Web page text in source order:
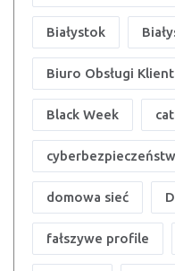
Białystok
Biuro Obsługi
Black Week
domowa sieć
fałszywe profile